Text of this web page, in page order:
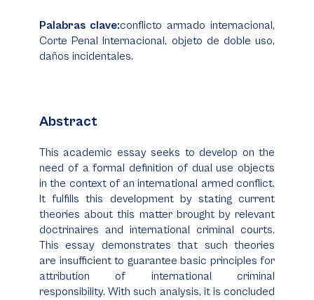
Palabras clave:conflicto armado internacional,
Corte Penal Internacional, objeto de doble uso,
daños incidentales.
Abstract
This academic essay seeks to develop on the
need of a formal definition of dual use objects
in the context of an international armed conflict.
It fulfills this development by stating current
theories about this matter brought by relevant
doctrinaires and international criminal courts.
This essay demonstrates that such theories
are insufficient to guarantee basic principles for
attribution of international criminal
responsibility. With such analysis, it is concluded